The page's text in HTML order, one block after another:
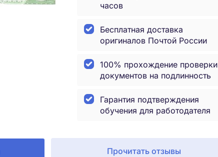
часов
Бесплатная доставка
оригиналов Почтой России
100% прохождение проверки
документов на подлинность
Гарантия подтверждения
обучения для работодателя
Прочитать отзывы